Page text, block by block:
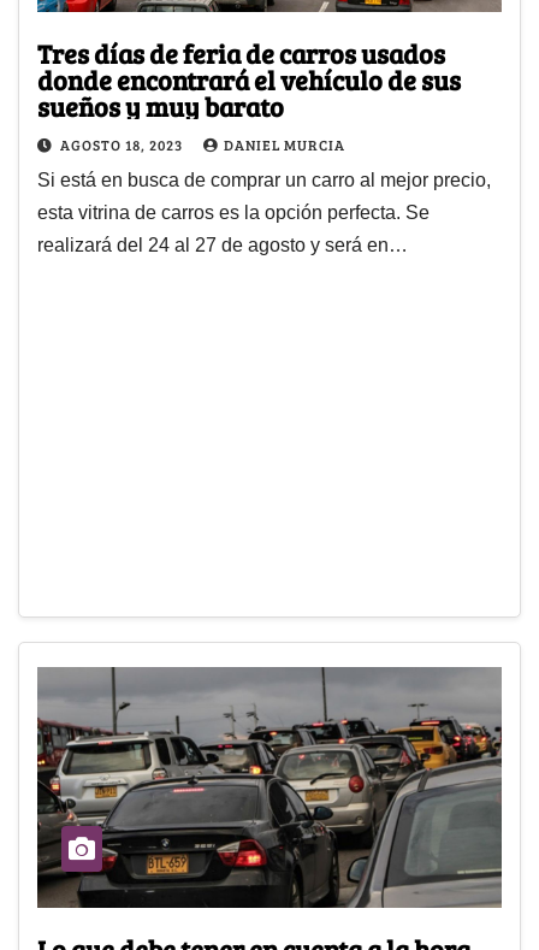
Tres días de feria de carros usados
donde encontrará el vehículo de sus
sueños y muy barato
AGOSTO 18, 2023 DANIEL MURCIA
Si está en busca de comprar un carro al mejor precio,
esta vitrina de carros es la opción perfecta. Se
realizará del 24 al 27 de agosto y será en…